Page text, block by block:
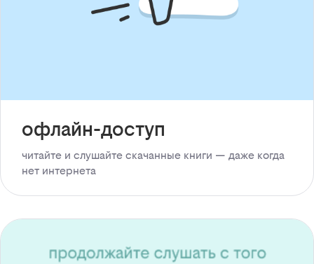
офлайн-доступ
читайте и слушайте скачанные книги — даже когда
нет интернета